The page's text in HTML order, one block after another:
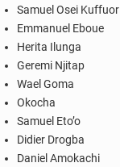
Samuel Osei Kuffuor
Emmanuel Eboue
Herita Ilunga
Geremi Njitap
Wael Goma
Okocha
Samuel Eto’o
Didier Drogba
Daniel Amokachi